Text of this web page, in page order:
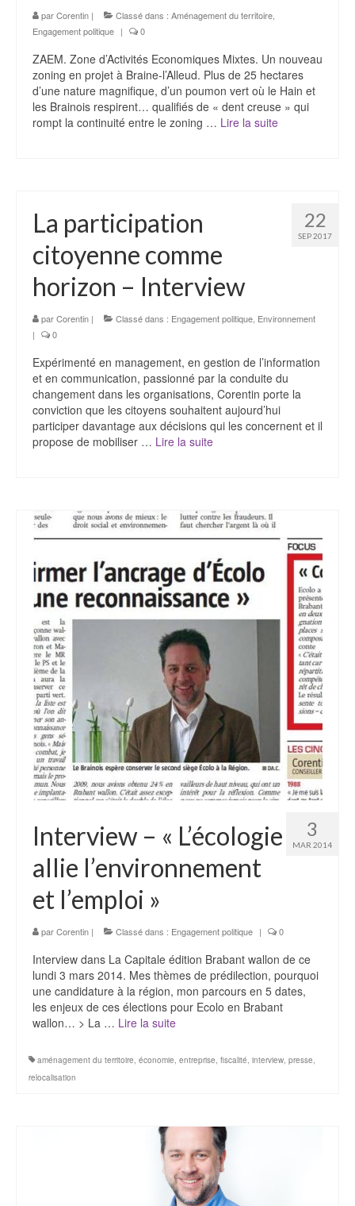
parCorentin | Classé dans : Aménagement du territoire,
Engagement politique | 0
ZAEM. Zone d’Activités Economiques Mixtes. Un nouveau
zoning en projet à Braine-l’Alleud. Plus de 25 hectares
d’une nature magnifique, d’un poumon vert où le Hain et
les Brainois respirent… qualifiés de « dent creuse » qui
rompt la continuité entre le zoning … Lire la suite­­
22
SEP 2017
La participation
citoyenne comme
horizon – Interview
parCorentin | Classé dans : Engagement politique, Environnement
|
0
Expérimenté en management, en gestion de l’information
et en communication, passionné par la conduite du
changement dans les organisations, Corentin porte la
conviction que les citoyens souhaitent aujourd’hui
participer davantage aux décisions qui les concernent et il
propose de mobiliser … Lire la suite­­
3
MAR 2014
Interview – « L’écologie
allie l’environnement
et l’emploi »
parCorentin | Classé dans : Engagement politique | 0
Interview dans La Capitale édition Brabant wallon de ce
lundi 3 mars 2014. Mes thèmes de prédilection, pourquoi
une candidature à la région, mon parcours en 5 dates,
les enjeux de ces élections pour Ecolo en Brabant
wallon… > La … Lire la suite­­
aménagement du territoire, économie, entreprise, fiscalité, interview, presse,
relocalisation